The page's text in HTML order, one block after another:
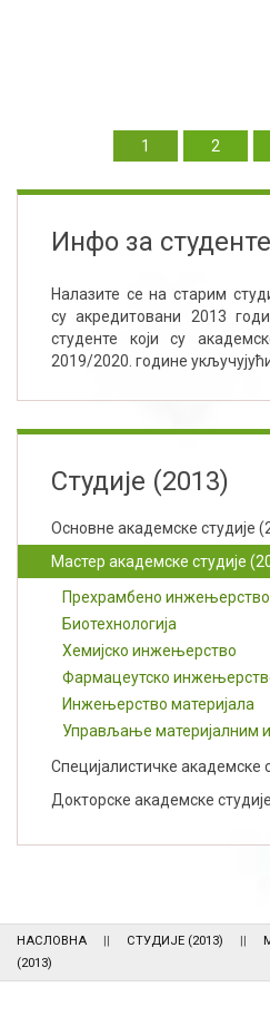
1 2
Инфо за
Налазите се на старим
су акредитовани 2013
студенте који су
2019/2020. године
Студије (2013)
Основне академске студије
Мастер академске студије
Прехрамбено инжењерство
Биотехнологија
Хемијско инжењерство
Фармацеутско
Инжењерство материјала
Управљање материјалним
Специјалистичке академске
Докторске академске
НАСЛОВНА СТУДИЈЕ (2013)
(2013)